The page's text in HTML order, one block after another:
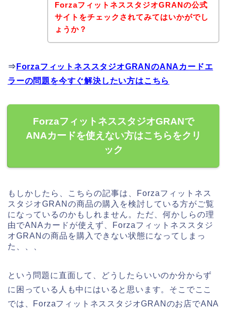
ForzaフィットネススタジオGRANの公式
サイトをチェックされてみてはいかがでし
ょうか？
⇒ ForzaフィットネススタジオGRANのANAカードエ
ラーの問題を今すぐ解決したい方はこちら
ForzaフィットネススタジオGRANで
ANAカードを使えない方はこちらをクリ
ック
もしかしたら、こちらの記事は、Forzaフィットネス
スタジオGRANの商品の購入を検討している方がご覧
になっているのかもしれません。ただ、何かしらの理
由でANAカードが使えず、Forzaフィットネススタジ
オGRANの商品を購入できない状態になってしまっ
た、、、
という問題に直面して、どうしたらいいのか分からず
に困っている人も中にはいると思います。そこでここ
では、ForzaフィットネススタジオGRANのお店でANA